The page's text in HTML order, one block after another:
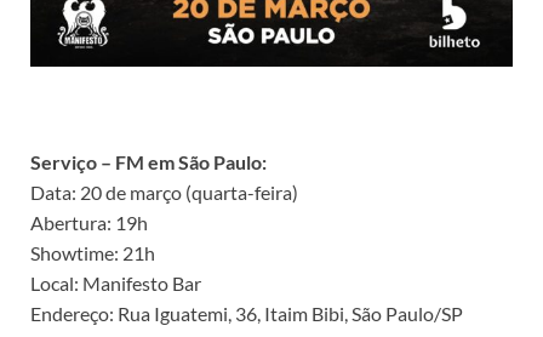
Serviço – FM em São Paulo:
Data: 20 de março (quarta-feira)
Abertura: 19h
Showtime: 21h
Local: Manifesto Bar
Endereço: Rua Iguatemi, 36, Itaim Bibi, São Paulo/SP